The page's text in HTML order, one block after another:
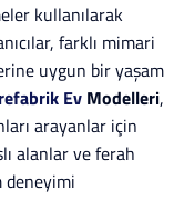
kullanılarak
farklı mimari
uygun bir yaşam
Ev Modelleri,
arayanlar için
alanlar ve ferah
deneyimi